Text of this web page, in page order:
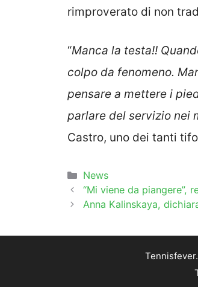
rimproverato di non
“Manca la testa!!
colpo da fenomeno.
pensare a mettere i
parlare del servizio nei
Castro, uno dei tanti
Categorie
News
“Mi viene da piangere”,
Anna Kalinskaya,